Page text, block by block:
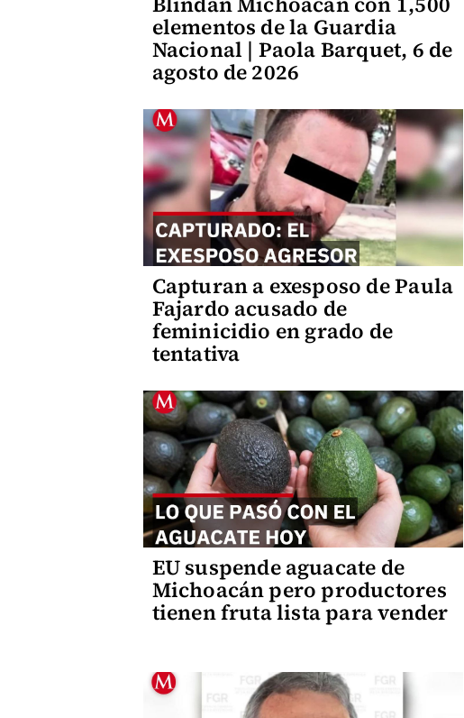
elementos de la Guardia
Nacional | Paola Barquet, 6 de
agosto de 2026
Capturan a exesposo de Paula
Fajardo acusado de
feminicidio en grado de
tentativa
EU suspende aguacate de
Michoacán pero productores
tienen fruta lista para vender